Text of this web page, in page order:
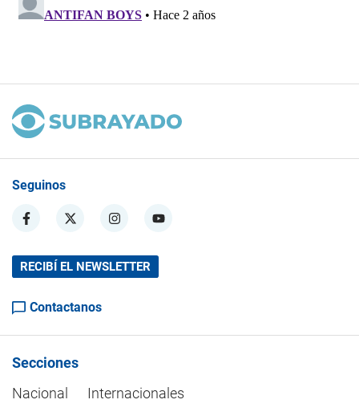
Seguinos
RECIBÍ EL NEWSLETTER
Contactanos
Secciones
Nacional
Internacionales